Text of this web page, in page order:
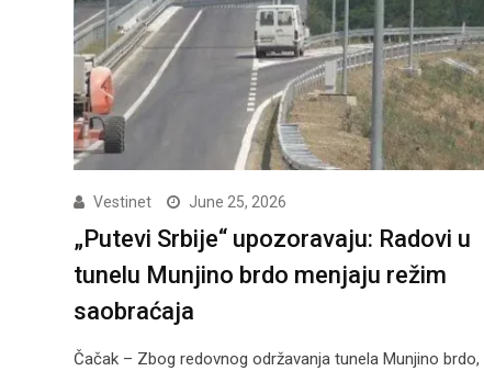
Vestinet June 25, 2026
„Putevi Srbije“ upozoravaju: Radovi u
tunelu Munjino brdo menjaju režim
saobraćaja
Čačak – Zbog redovnog održavanja tunela Munjino brdo,